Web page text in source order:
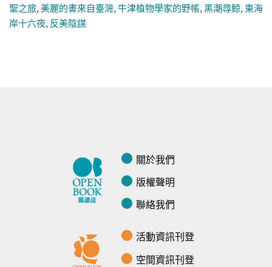
聖之旅,美麗的書來自臺灣,牛津植物學家的野帳,黑潮尋鯨, 東海
岸十六夜, 反美陰謀
關於我們
版權聲明
聯絡我們
活動資訊刊登
空間資訊刊登